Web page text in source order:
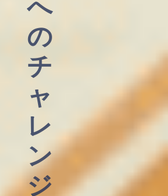
へ
の
チ
ャ
レ
ン
ジ